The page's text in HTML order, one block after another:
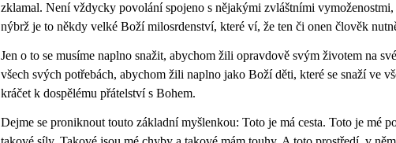
zklamal. Není vždycky povolání spojeno s nějakými zvláštními
nýbrž je to někdy velké Boží milosrdenství, které ví, že ten či onen člověk
Jen o to se musíme naplno snažit, abychom žili opravdově svým životem na
všech svých potřebách, abychom žili naplno jako Boží děti, které se snaží ve
kráčet k dospělému přátelství s Bohem.
Dejme se proniknout touto základní myšlenkou: Toto je má cesta. Toto je mé